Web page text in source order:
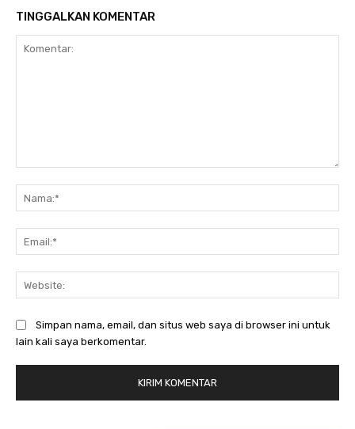
TINGGALKAN KOMENTAR
Simpan nama, email, dan situs web saya di browser ini untuk
lain kali saya berkomentar.